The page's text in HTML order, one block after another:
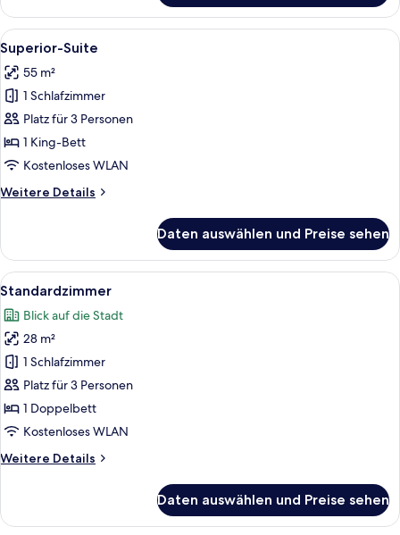
Zimmer
Alle
Fotos
für
Superior-
Suite
anzeigen
Ein Hotelzimmer mit einem großen
6
Superior-Suite
55 m²
1 Schlafzimmer
Platz für 3 Personen
1 King-Bett
Kostenloses WLAN
Weitere Details
Weitere
Suite
Daten auswählen und Preise sehen
Alle
Fotos
für
Standardzimmer
anzeigen
Ein Hotelzimmer mit einem großen
8
Standardzimmer
Blick auf die Stadt
28 m²
1 Schlafzimmer
Platz für 3 Personen
1 Doppelbett
Kostenloses WLAN
Weitere Details
Weitere
Daten auswählen und Preise sehen